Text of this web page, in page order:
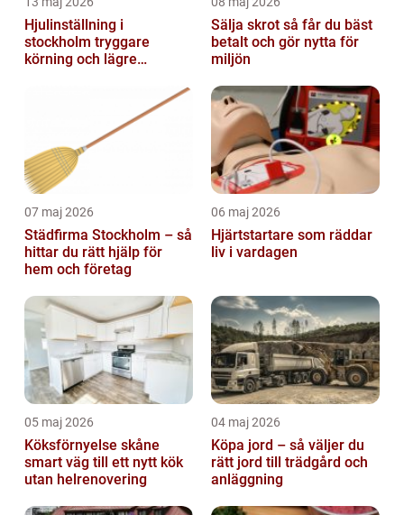
Hjulinställning i
stockholm tryggare
körning och lägre
Sälja skrot så får du bäst
betalt och gör nytta för
miljön
07 maj 2026
Städfirma Stockholm – så
hittar du rätt hjälp för
hem och företag
06 maj 2026
Hjärtstartare som räddar
liv i vardagen
05 maj 2026
Köksförnyelse skåne
smart väg till ett nytt kök
utan helrenovering
04 maj 2026
Köpa jord – så väljer du
rätt jord till trädgård och
anläggning